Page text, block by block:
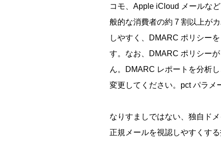
コモ、Apple iCloud メールな
般的な消費者の約 7 割以上が
しやすく、DMARC ポリシー
す。なお、DMARC ポリシー
ん。DMARC レポートを分析
変更してください。pct パラメ
なりすましではない、独自ド
正規メールを視認しやすくす